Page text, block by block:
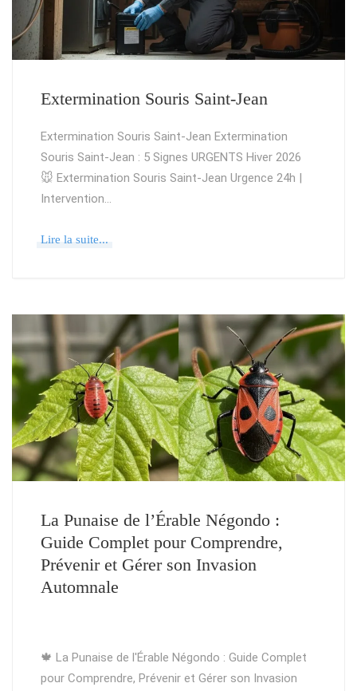
Extermination Souris Saint-Jean
Extermination Souris Saint-Jean Extermination
Souris Saint-Jean : 5 Signes URGENTS Hiver 2026
🐭 Extermination Souris Saint-Jean Urgence 24h |
Intervention…
Lire la suite...
La Punaise de l’Érable Négondo :
Guide Complet pour Comprendre,
Prévenir et Gérer son Invasion
Automnale
🍁 La Punaise de l'Érable Négondo : Guide Complet
pour Comprendre, Prévenir et Gérer son Invasion